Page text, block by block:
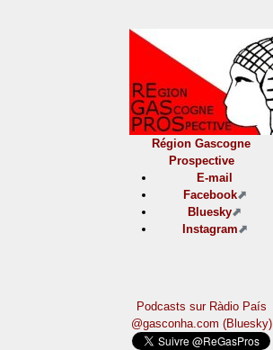
Région Gascogne
Prospective
E-mail
Facebook
Bluesky
Instagram
Podcasts sur Ràdio País
@gasconha.com (Bluesky)